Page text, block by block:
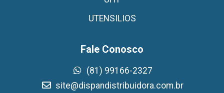
UTENSILIOS
Fale Conosco
(81) 99166-2327
site@dispandistribuidora.com.br